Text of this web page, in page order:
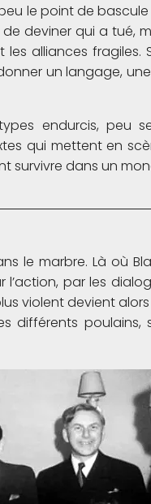
le point de
deviner qui a tué,
alliances fragiles.
un langage,
endurcis, peu
qui mettent en
survivre dans un
le marbre. Là où
par les
violent devient
différents